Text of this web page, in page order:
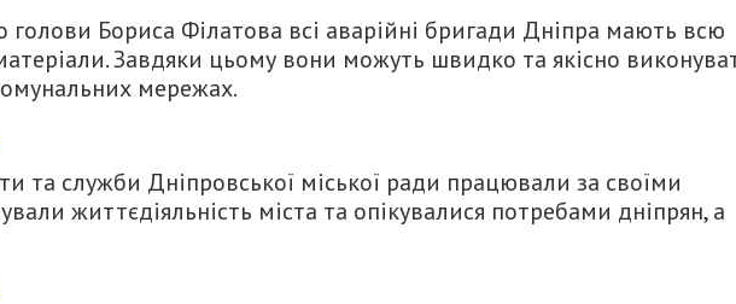
голови Бориса Філатова всі аварійні бригади Дніпра мають всю
Завдяки цьому вони можуть швидко та якісно
мережах.
та служби Дніпровської міської ради працювали за своїми
життєдіяльність міста та опікувалися потребами дніпрян, а